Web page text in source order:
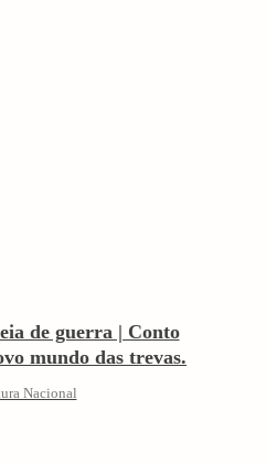
de guerra | Conto
mundo das trevas.
Nacional